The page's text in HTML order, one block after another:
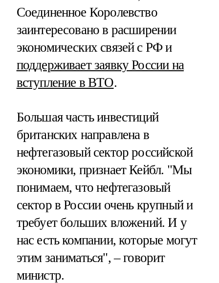
Соединенное Королевство
заинтересовано в расширении
экономических связей с РФ и
поддерживает заявку России на
вступление в ВТО.
Большая часть инвестиций
британских направлена в
нефтегазовый сектор российской
экономики, признает Кейбл. "Мы
понимаем, что нефтегазовый
сектор в России очень крупный и
требует больших вложений. И у
нас есть компании, которые могут
этим заниматься", – говорит
министр.